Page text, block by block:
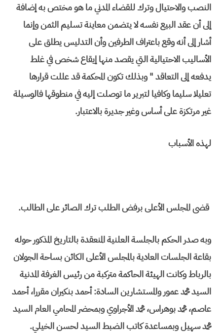
النصب والاحتيال وترك للقضاء المدني ما هو مختص به إضافة
إلى أن عقد البيع نفسه لا يتضمن معاينة تسليم الثمن وإنما
أشار إلى أنه وقع باعتراف الطرفين وأن التدليس يطلق على
الأساليب الاحتيالية التي يقصد منها إيقاع شخص في غلط
يدفعه إلى التعاقد " وبذلك تكون المحكمة قد عللت قرارها
تعليلا سليما وكافيا لتبرير ما توصلت إليه في منطوقها فالوسيلة
غير مرتكزة على أساس وغير جديرة بالاعتبار.
لهذه الأسباب
قضى المجلس الأعلى برفض الطلب ترك الصائر على الطالب.
وبه صدر الحكم بالجلسة العلنية المنعقدة بالتاريخ المذكور حوله
بقاعة الجلسات العادية بالمجلس الأعلى الكائن بساحة الجولان
بالرباط وكانت الهيئة الحاكمة متركبة من رئيس الغرفة المدنية
السيد محمد عمور والمستشارين السادة: أحمد بنكيران مقررا، أحمد
عاصم، محمد بوهراس، محمد الأجراوي وبمحضر المحامي العام السيد
محمد سهيل وبمساعدة كاتب الضبط السيد لحسن الخيلي.